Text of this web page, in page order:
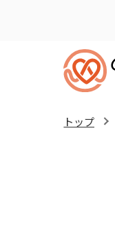
トップ